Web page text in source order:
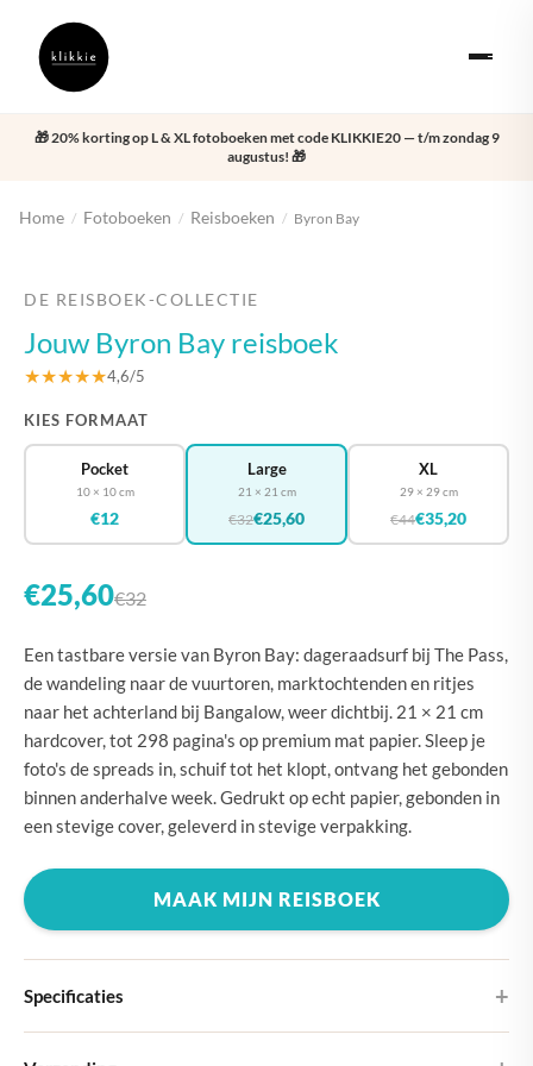
🎁 20% korting op L & XL fotoboeken met code KLIKKIE20 — t/m zondag 9
augustus! 🎁
Home / Fotoboeken / Reisboeken / Byron Bay
DE REISBOEK-COLLECTIE
Jouw Byron Bay reisboek
★★★★★4,6/5
KIES FORMAAT
Pocket
10 × 10 cm
€12
Large
21 × 21 cm
€32€25,60
XL
29 × 29 cm
€44€35,20
€25,60€32
Een tastbare versie van Byron Bay: dageraadsurf bij The Pass,
de wandeling naar de vuurtoren, marktochtenden en ritjes
naar het achterland bij Bangalow, weer dichtbij. 21 × 21 cm
hardcover, tot 298 pagina's op premium mat papier. Sleep je
foto's de spreads in, schuif tot het klopt, ontvang het gebonden
binnen anderhalve week. Gedrukt op echt papier, gebonden in
een stevige cover, geleverd in stevige verpakking.
MAAK MIJN REISBOEK
Specificaties